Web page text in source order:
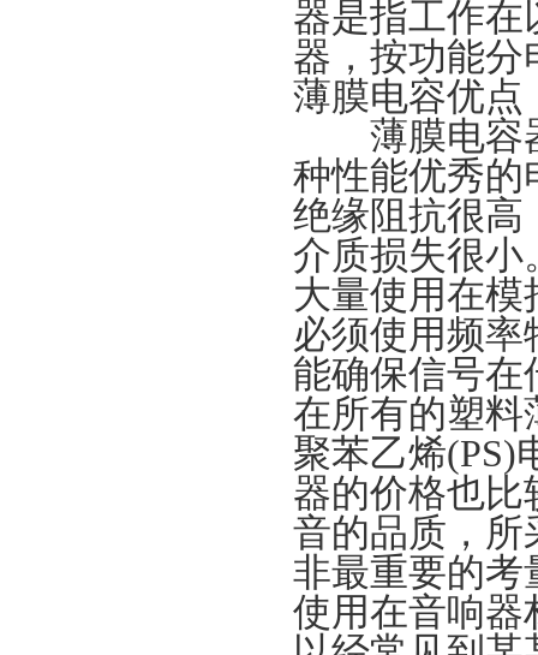
器是指工作在
器，按功能分
薄膜电容优点
薄膜电容器
种性能优秀的
绝缘阻抗很高
介质损失很小
大量使用在
必须使用频
能确保信号在
在所有的塑料
聚苯乙烯(PS)
器的价格也比
音的品质，所
非最重要的考
使用在音响器